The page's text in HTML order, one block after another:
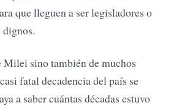
que lleguen a ser legisladores o
dignos.
sino también de muchos
fatal decadencia del país se
a saber cuántas décadas estuvo